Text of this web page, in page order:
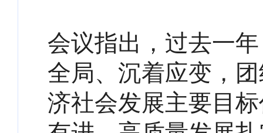
会议指出，过去一
全局、沉着应变，
济社会发展主要目